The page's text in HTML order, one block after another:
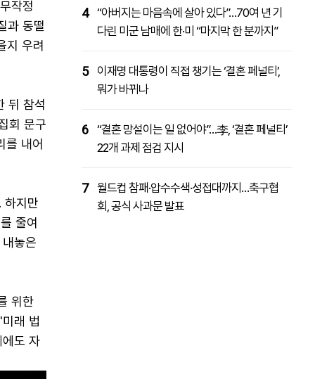
작정
과 동떨
지 우려
뒤 참석
회 문구
를 내어
하지만
줄여
놓은
위한
래 법
도 자
4 “아버지는 마음속에 살아 있다”…70여 년 기
다린 미군 남매에 한·미 “마지막 한 분까지”
5
이재명 대통령이 직접 챙기는 ‘결혼 페널티’,
뭐가 바뀌나
6 “결혼 망설이는 일 없어야”…李, ‘결혼 페널티’
22개 과제 점검 지시
7 월드컵 참패·압수수색·성접대까지…축구협
회, 공식 사과문 발표